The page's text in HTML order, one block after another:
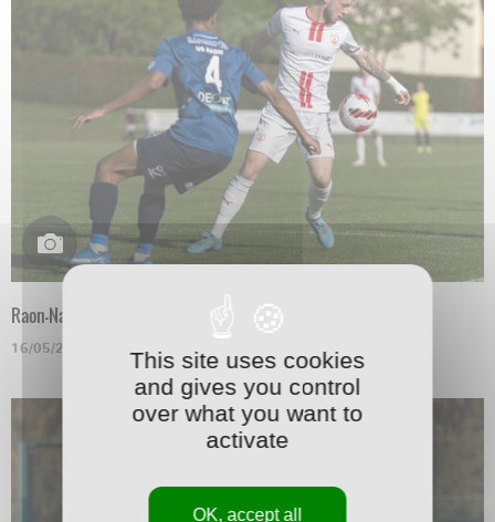
Raon-Nancy en N3
16/05/2022
This site uses cookies
and gives you control
over what you want to
activate
OK, accept all